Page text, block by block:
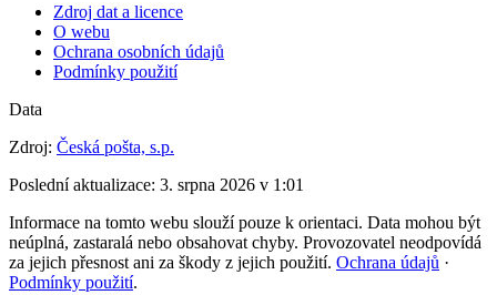
Zdroj dat a licence
O webu
Ochrana osobních údajů
Podmínky použití
Data
Zdroj: Česká pošta, s.p.
Poslední aktualizace: 3. srpna 2026 v 1:01
Informace na tomto webu slouží pouze k orientaci. Data mohou být
neúplná, zastaralá nebo obsahovat chyby. Provozovatel neodpovídá
za jejich přesnost ani za škody z jejich použití. Ochrana údajů ·
Podmínky použití.